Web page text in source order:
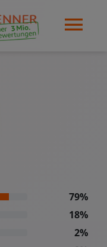
79%
18%
2%